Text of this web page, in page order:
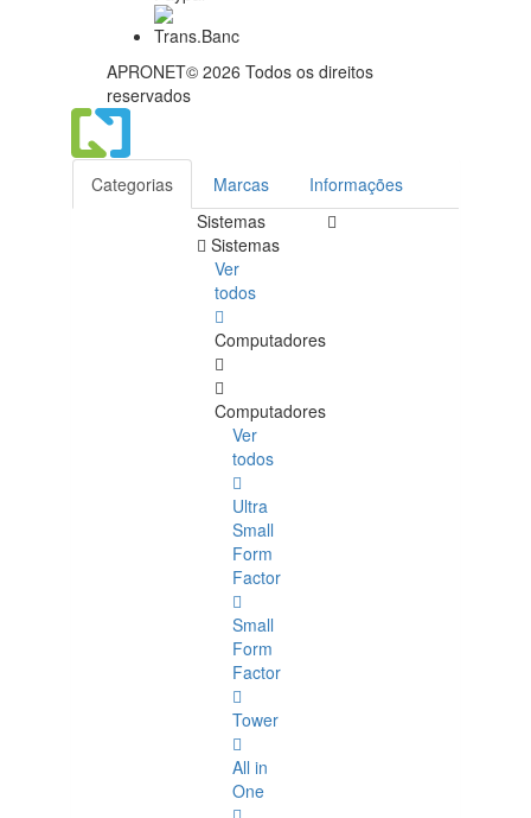
APRONET© 2026 Todos os direitos
reservados
Categorias Marcas
Informações
Sistemas
Sistemas
Ver
todos
Computadores
Computadores
Ver
todos
Ultra
Small
Form
Factor
Small
Form
Factor
Tower
All in
One